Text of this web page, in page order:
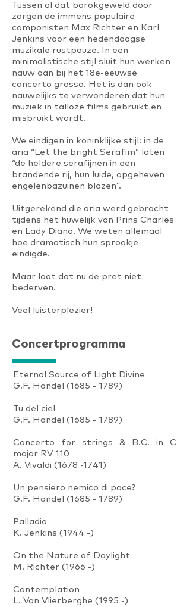
Tussen al dat barokgeweld door
zorgen de immens populaire
componisten Max Richter en Karl
Jenkins voor een hedendaagse
muzikale rustpauze. In een
minimalistische stijl sluit hun werken
nauw aan bij het 18e-eeuwse
concerto grosso. Het is dan ook
nauwelijks te verwonderen dat hun
muziek in talloze films gebruikt en
misbruikt wordt.
We eindigen in koninklijke stijl: in de
aria “Let the bright Serafim” laten
“de heldere serafijnen in een
brandende rij, hun luide, opgeheven
engelenbazuinen blazen”.
Uitgerekend die aria werd gebracht
tijdens het huwelijk van Prins Charles
en Lady Diana. We weten allemaal
hoe dramatisch hun sprookje
eindigde.
Maar laat dat nu de pret niet
bederven.
Veel luisterplezier!
Concertprogramma
Eternal Source of Light Divine
G.F. Händel (1685 - 1789)
Tu del ciel
G.F. Händel (1685 - 1789)
Concerto for strings & B.C. in C
major RV 110
A. Vivaldi (1678 -1741)
Un pensiero nemico di pace?
G.F. Händel (1685 - 1789)
Palladio
K. Jenkins (1944 -)
On the Nature of Daylight
M. Richter (1966 -)
Contemplation
L. Van Vlierberghe (1995 -)